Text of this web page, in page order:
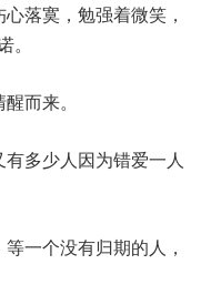
落寞，勉强着微笑，
而来。
多少人因为错爱一人
一个没有归期的人，